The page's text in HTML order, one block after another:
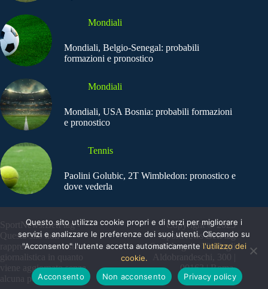
Mondiali
Mondiali, Belgio-Senegal: probabili
formazioni e pronostico
Mondiali
Mondiali, USA Bosnia: probabili formazioni
e pronostico
Tennis
Paolini Golubic, 2T Wimbledon: pronostico e
dove vederla
SportNews.BetFlag -
Questo sito non
rappresenta una testata
giornalistica in quanto
viene aggiornato senza
alcuna periodicità
Copyright © 2025
SportNews BetFlag
Sede Legale: Via degli
Aldobrandeschi, 300 |
00163 | Roma
Questo sito utilizza cookie propri e di terzi per migliorare i
servizi e analizzare le preferenze dei suoi utenti. Cliccando su
"Acconsento" l'utente accetta automaticamente l'utilizzo dei
cookie.
Acconsento
Non acconsento Privacy policy